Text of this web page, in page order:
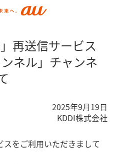
再送信サービス
ンネル」チャンネ
2025年9月19日
KDDI株式会社
をご利用いただきまして